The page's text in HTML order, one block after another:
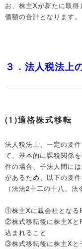
お、株主Xが新たに取
価額の合計となります。
３．法人税法上
(1)適格株式移転
法人税法上、一定の要
て、基本的に課税関係
件の場合、子法人間に
があるため、以下の要
（法法2十二の十八、法
①株主Xに親会社となる
②株式移転後に株主Xと
込まれること
③株式移転後に株主Xと